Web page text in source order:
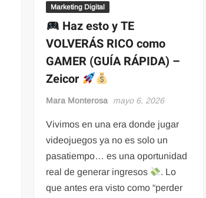
Marketing Digital
Haz esto y TE
VOLVERÁS RICO como
GAMER (GUÍA RÁPIDA) –
Zeicor
Mara Monterosa mayo 6, 2026
Vivimos en una era donde jugar
videojuegos ya no es solo un
pasatiempo… es una oportunidad
real de generar ingresos
. Lo
que antes era visto como “perder